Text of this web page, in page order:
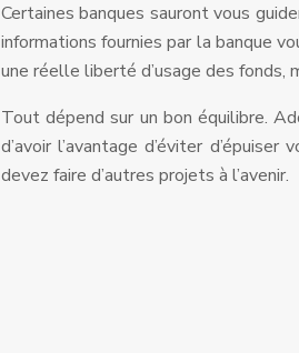
Certaines banques sauront vous
informations fournies par la banque
une réelle liberté d’usage des fonds,
Tout dépend sur un bon équilibre.
d’avoir l’avantage d’éviter
devez faire d’autres projets à l’avenir.